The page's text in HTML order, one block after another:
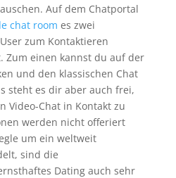
Auf dem Chatportal
chat room es zwei
zum Kontaktieren
Zum einen kannst du auf der
und den klassischen Chat
steht es dir aber auch frei,
Video-Chat in Kontakt zu
werden nicht offeriert
um ein weltweit
sind die
Dating auch sehr